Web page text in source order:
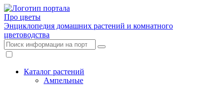
Про цветы
Энциклопедия домашних растений и комнатного
цветоводства
Каталог растений
Ампельные